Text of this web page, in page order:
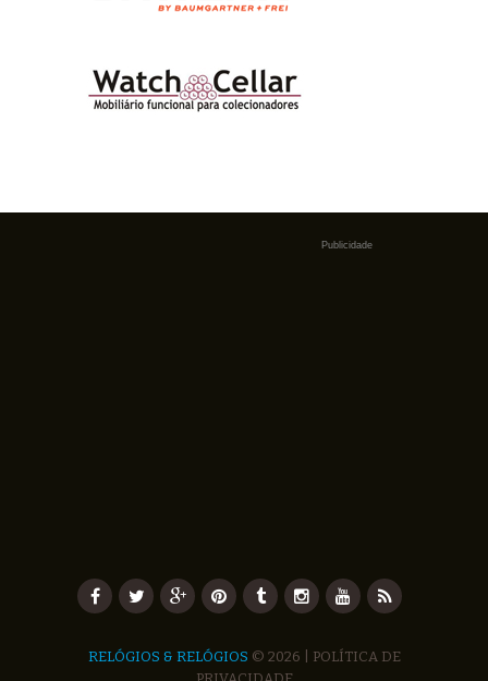
Publicidade
RELÓGIOS & RELÓGIOS © 2026 | POLÍTICA DE